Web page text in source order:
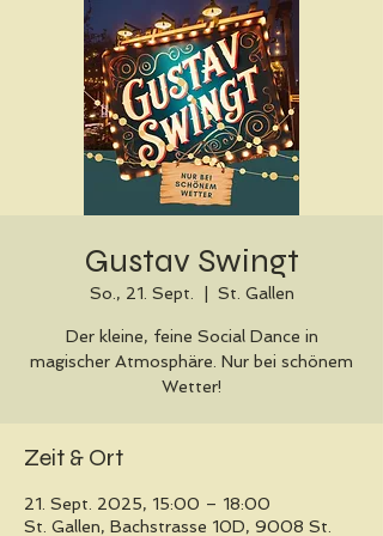
Gustav Swingt
So., 21. Sept. St. Gallen
Der kleine, feine Social Dance in
magischer Atmosphäre. Nur bei schönem
Wetter!
Zeit & Ort
21. Sept. 2025, 15:00 – 18:00
St. Gallen, Bachstrasse 10D, 9008 St.